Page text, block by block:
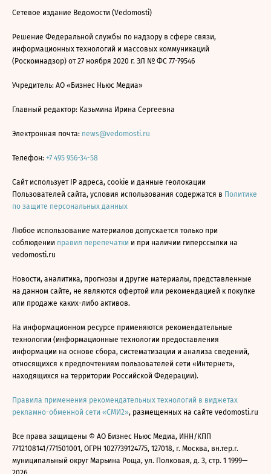
Сетевое издание Ведомости (Vedomosti)
Решение Федеральной службы по надзору в сфере связи,
информационных технологий и массовых коммуникаций
(Роскомнадзор) от 27 ноября 2020 г. ЭЛ № ФС 77-79546
Учредитель: АО «Бизнес Ньюс Медиа»
Главный редактор: Казьмина Ирина Сергеевна
Электронная почта: news@vedomosti.ru
Телефон: +7 495 956-34-58
Сайт использует IP адреса, cookie и данные геолокации
Пользователей сайта, условия использования содержатся в Политике
по защите персональных данных
Любое использование материалов допускается только при
соблюдении правил перепечатки и при наличии гиперссылки на
vedomosti.ru
Новости, аналитика, прогнозы и другие материалы, представленные
на данном сайте, не являются офертой или рекомендацией к покупке
или продаже каких-либо активов.
На информационном ресурсе применяются рекомендательные
технологии (информационные технологии предоставления
информации на основе сбора, систематизации и анализа сведений,
относящихся к предпочтениям пользователей сети «Интернет»,
находящихся на территории Российской Федерации).
Правила применения рекомендательных технологий в виджетах
рекламно-обменной сети «СМИ2», размещенных на сайте vedomosti.ru
Все права защищены © АО Бизнес Ньюс Медиа, ИНН/КПП
7712108141/771501001, ОГРН 1027739124775, 127018, г. Москва, вн.тер.г.
муниципальный округ Марьина Роща, ул. Полковая, д. 3, стр. 1 1999—